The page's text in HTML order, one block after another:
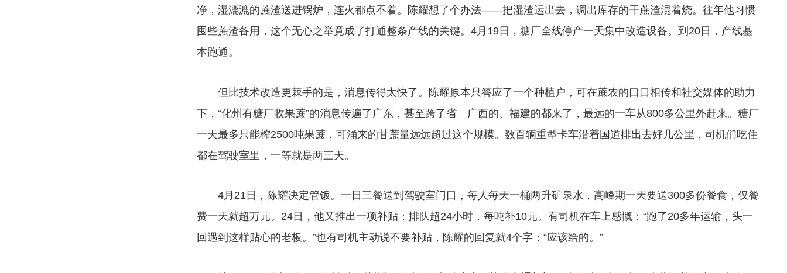
净，湿漉漉的蔗渣送进锅炉，连火都点不着。陈耀想了个办法——把湿渣运出去，调出库存的干蔗渣混着烧。往年他习惯
囤些蔗渣备用，这个无心之举竟成了打通整条产线的关键。4月19日，糖厂全线停产一天集中改造设备。到20日，产线基
本跑通。
但比技术改造更棘手的是，消息传得太快了。陈耀原本只答应了一个种植户，可在蔗农的口口相传和社交媒体的助力
下，“化州有糖厂收果蔗”的消息传遍了广东，甚至跨了省。广西的、福建的都来了，最远的一车从800多公里外赶来。糖厂
一天最多只能榨2500吨果蔗，可涌来的甘蔗量远远超过这个规模。数百辆重型卡车沿着国道排出去好几公里，司机们吃住
都在驾驶室里，一等就是两三天。
4月21日，陈耀决定管饭。一日三餐送到驾驶室门口，每人每天一桶两升矿泉水，高峰期一天要送300多份餐食，仅餐
费一天就超万元。24日，他又推出一项补贴：排队超24小时，每吨补10元。有司机在车上感慨：“跑了20多年运输，头一
回遇到这样贴心的老板。”也有司机主动说不要补贴，陈耀的回复就4个字：“应该给的。”